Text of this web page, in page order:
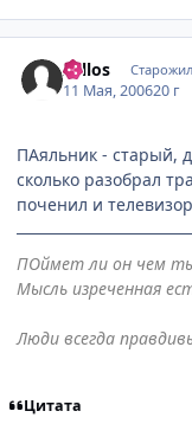
Zellos
11 Мая, 200620 г
ПАяльник - старый,
сколько разобрал
поченил и
ПОймет ли он чем
Мысль изреченная
Люди всегда
Цитата